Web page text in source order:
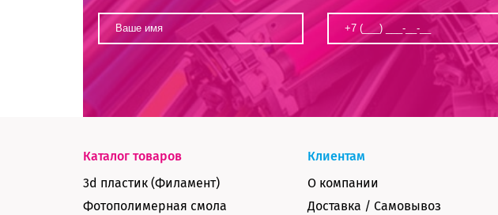
Каталог товаров
3d пластик (Филамент)
Фотополимерная смола
Клиентам
О компании
Доставка / Самовывоз